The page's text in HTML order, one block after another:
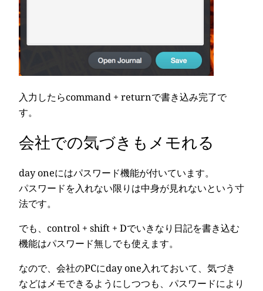
入力したらcommand + returnで書き込み完了で
す。
会社での気づきもメモれる
day oneにはパスワード機能が付いています。
パスワードを入れない限りは中身が見れないという寸
法です。
でも、control + shift + Dでいきなり日記を書き込む
機能はパスワード無しでも使えます。
なので、会社のPCにday one入れておいて、気づき
などはメモできるようにしつつも、パスワードにより